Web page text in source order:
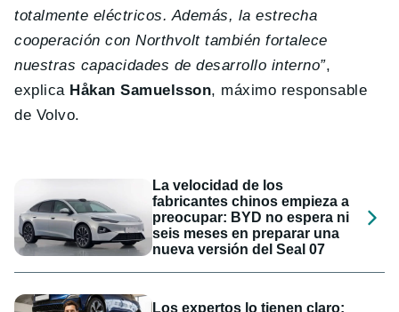
totalmente eléctricos. Además, la estrecha
cooperación con Northvolt también fortalece
nuestras capacidades de desarrollo interno”,
explica Håkan Samuelsson, máximo responsable
de Volvo.
La velocidad de los
fabricantes chinos empieza a
preocupar: BYD no espera ni
seis meses en preparar una
nueva versión del Seal 07
Los expertos lo tienen claro: